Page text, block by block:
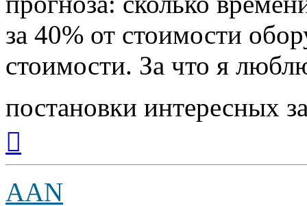
за 40% от стоимости
стоимости. За что я
постановки интересных
началу
AAN